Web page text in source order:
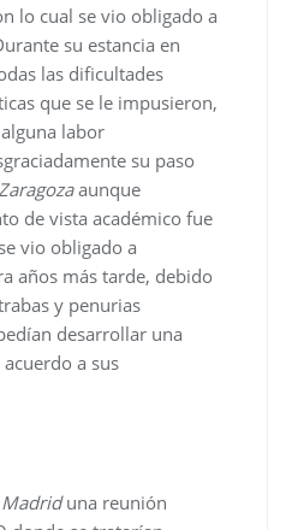
lo cual se vio obligado a
su estancia en
las dificultades
que se le impusieron,
labor
su paso
aunque
de vista académico fue
vio obligado a
años más tarde, debido
y penurias
desarrollar una
a sus
Madriduna reunión